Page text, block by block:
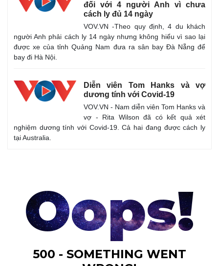
Quan sát
Cuộc sống đó đây
Video
E-Magazine
Infographic
đối với 4 người Anh vì chưa
cách ly đủ 14 ngày
VOV.VN -Theo quy định, 4 du khách
người Anh phải cách ly 14 ngày nhưng không hiểu vì sao lại
được xe của tỉnh Quảng Nam đưa ra sân bay Đà Nẵng để
bay đi Hà Nội.
Diễn viên Tom Hanks và vợ
dương tính với Covid-19
VOV.VN - Nam diễn viên Tom Hanks và
vợ - Rita Wilson đã có kết quả xét
nghiệm dương tính với Covid-19. Cả hai đang được cách ly
tại Australia.